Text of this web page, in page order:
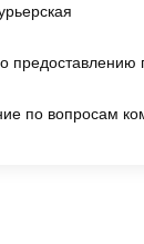
предоставлению
по вопросам